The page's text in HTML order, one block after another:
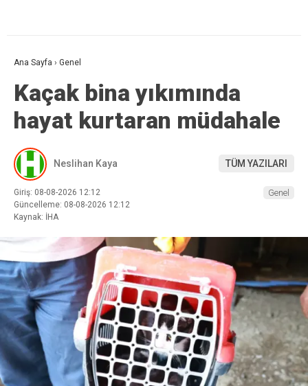
Ana Sayfa › Genel
Kaçak bina yıkımında
hayat kurtaran müdahale
Neslihan Kaya TÜM YAZILARI
Giriş: 08-08-2026 12:12
Güncelleme: 08-08-2026 12:12
Kaynak: İHA
Genel